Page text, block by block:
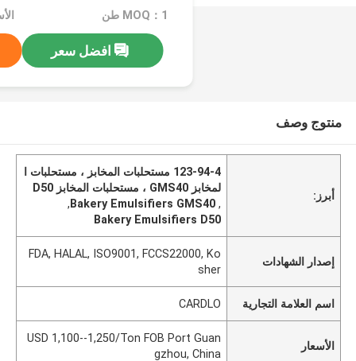
MOQ：1 طن
افضل سعر
منتوج وصف
أبرز:
123-94-4 مستحلبات المخابز ، مستحلبات ا
لمخابز GMS40 ، مستحلبات المخابز D50
,
Bakery Emulsifiers GMS40
,
Bakery Emulsifiers D50
إصدار الشهادات
FDA, HALAL, ISO9001, FCCS22000, Ko
sher
اسم العلامة التجارية CARDLO
الأسعار
USD 1,100--1,250/Ton FOB Port Guan
gzhou, China